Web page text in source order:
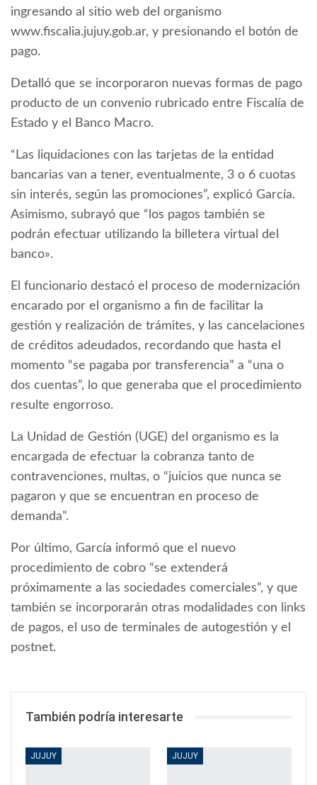
ingresando al sitio web del organismo
www.fiscalia.jujuy.gob.ar, y presionando el botón de
pago.
Detalló que se incorporaron nuevas formas de pago
producto de un convenio rubricado entre Fiscalía de
Estado y el Banco Macro.
“Las liquidaciones con las tarjetas de la entidad
bancarias van a tener, eventualmente, 3 o 6 cuotas
sin interés, según las promociones”, explicó García.
Asimismo, subrayó que “los pagos también se
podrán efectuar utilizando la billetera virtual del
banco».
El funcionario destacó el proceso de modernización
encarado por el organismo a fin de facilitar la
gestión y realización de trámites, y las cancelaciones
de créditos adeudados, recordando que hasta el
momento “se pagaba por transferencia” a “una o
dos cuentas”, lo que generaba que el procedimiento
resulte engorroso.
La Unidad de Gestión (UGE) del organismo es la
encargada de efectuar la cobranza tanto de
contravenciones, multas, o “juicios que nunca se
pagaron y que se encuentran en proceso de
demanda”.
Por último, García informó que el nuevo
procedimiento de cobro “se extenderá
próximamente a las sociedades comerciales”, y que
también se incorporarán otras modalidades con links
de pagos, el uso de terminales de autogestión y el
postnet.
También podría interesarte
JUJUY JUJUY